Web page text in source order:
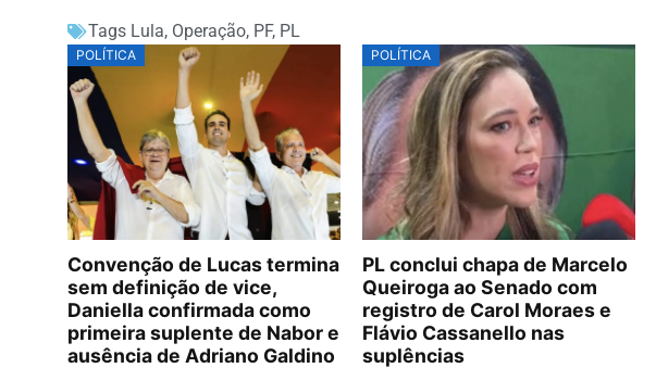
Tags Lula, Operação, PF, PL
POLÍTICA
Convenção de Lucas termina
sem definição de vice,
Daniella confirmada como
primeira suplente de Nabor e
ausência de Adriano Galdino
POLÍTICA
PL conclui chapa de Marcelo
Queiroga ao Senado com
registro de Carol Moraes e
Flávio Cassanello nas
suplências